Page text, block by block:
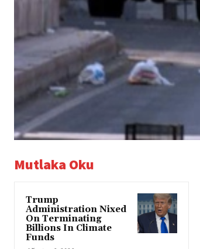
Mutlaka Oku
Trump
Administration Nixed
On Terminating
Billions In Climate
Funds